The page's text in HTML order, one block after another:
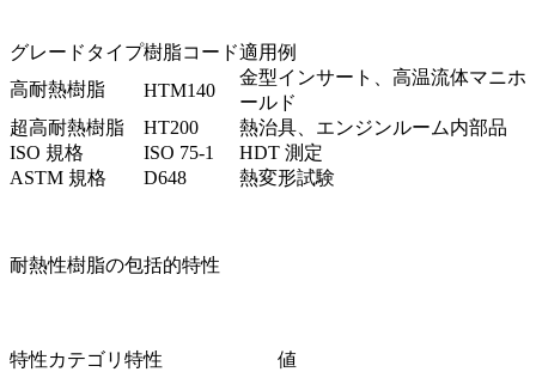
グレードタイプ樹脂コード適用例
高耐熱樹脂
HTM140
金型インサート、高温流体マニホ
ールド
超高耐熱樹脂
HT200
熱治具、エンジンルーム内部品
ISO 規格
ISO 75-1
HDT 測定
ASTM 規格
D648 熱変形試験
耐熱性樹脂の包括的特性
特性カテゴリ 特性
値